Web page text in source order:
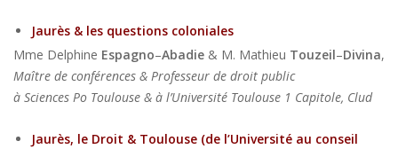
Jaurès & les questions coloniales
Mme Delphine Espagno–Abadie & M. Mathieu Touzeil–Divina,
Maître de conférences & Professeur de droit public
à Sciences Po Toulouse & à l’Université Toulouse 1 Capitole, Clud
Jaurès, le Droit & Toulouse (de l’Université au conseil